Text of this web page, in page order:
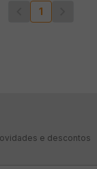
1
e descontos